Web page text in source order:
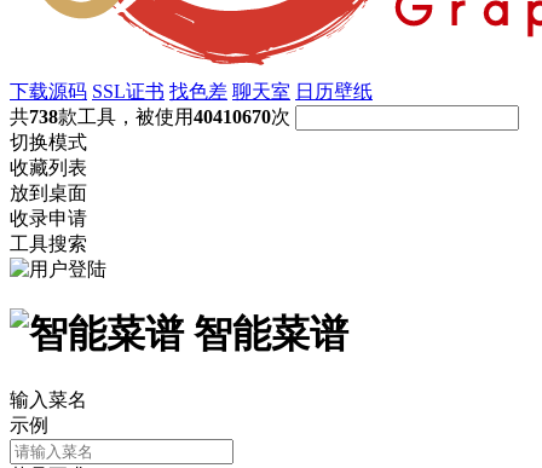
下载源码 SSL证书 找色差 聊天室 日历壁纸
共738款工具，被使用40410670次
切换模式
收藏列表
放到桌面
收录申请
工具搜索
智能菜谱
输入菜名
示例